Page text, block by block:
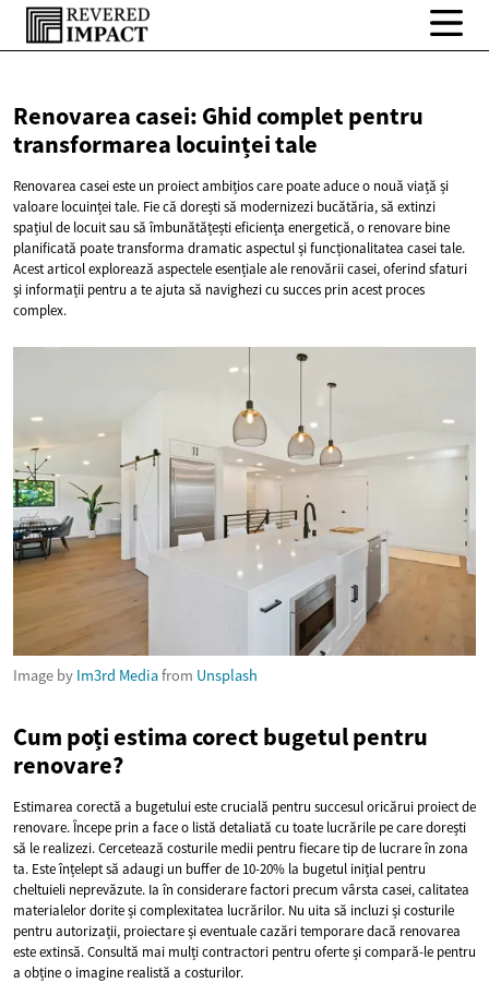
Renovarea casei: Ghid complet pentru
transformarea locuinței tale
Renovarea casei este un proiect ambițios care poate aduce o nouă viață și
valoare locuinței tale. Fie că dorești să modernizezi bucătăria, să extinzi
spațiul de locuit sau să îmbunătățești eficiența energetică, o renovare bine
planificată poate transforma dramatic aspectul și funcționalitatea casei tale.
Acest articol explorează aspectele esențiale ale renovării casei, oferind sfaturi
și informații pentru a te ajuta să navighezi cu succes prin acest proces
complex.
Image by Im3rd Mediafrom Unsplash
Cum poți estima corect bugetul pentru
renovare?
Estimarea corectă a bugetului este crucială pentru succesul oricărui proiect de
renovare. Începe prin a face o listă detaliată cu toate lucrările pe care dorești
să le realizezi. Cercetează costurile medii pentru fiecare tip de lucrare în zona
ta. Este înțelept să adaugi un buffer de 10-20% la bugetul inițial pentru
cheltuieli neprevăzute. Ia în considerare factori precum vârsta casei, calitatea
materialelor dorite și complexitatea lucrărilor. Nu uita să incluzi și costurile
pentru autorizații, proiectare și eventuale cazări temporare dacă renovarea
este extinsă. Consultă mai mulți contractori pentru oferte și compară-le pentru
a obține o imagine realistă a costurilor.